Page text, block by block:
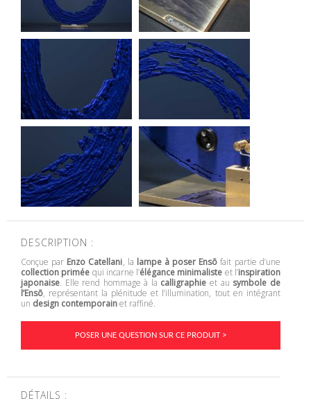
DESCRIPTION :
Conçue par Enzo Catellani, la lampe à poser Ensō fait partie d’une
collection primée qui incarne l’élégance minimaliste et l’inspiration
japonaise. Elle rend hommage à la calligraphie et au symbole de
l’Ensō, représentant la plénitude et l’illumination, tout en intégrant
un design contemporainet raffiné.
POSER UNE QUESTION SUR CE PRODUIT >
DÉTAILS :